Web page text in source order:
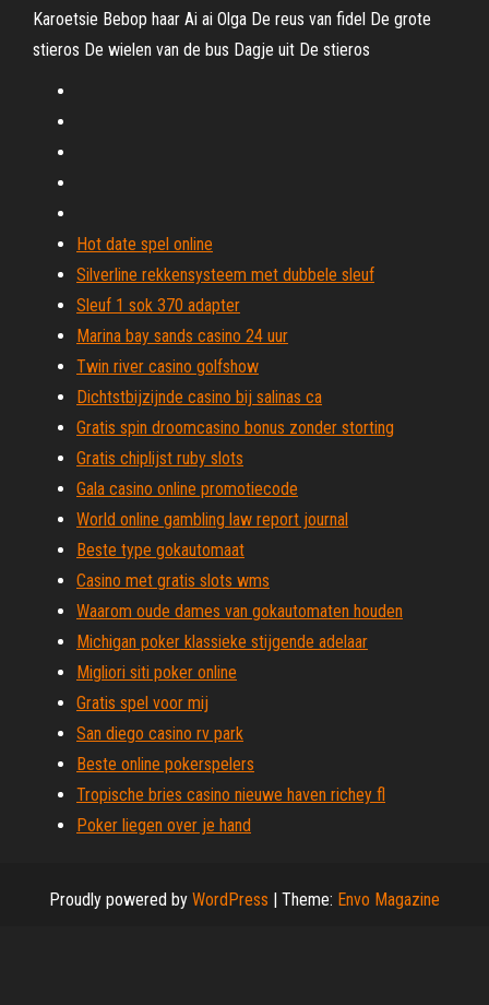
Karoetsie Bebop haar Ai ai Olga De reus van fidel De grote
stieros De wielen van de bus Dagje uit De stieros
Hot date spel online
Silverline rekkensysteem met dubbele sleuf
Sleuf 1 sok 370 adapter
Marina bay sands casino 24 uur
Twin river casino golfshow
Dichtstbijzijnde casino bij salinas ca
Gratis spin droomcasino bonus zonder storting
Gratis chiplijst ruby ​​slots
Gala casino online promotiecode
World online gambling law report journal
Beste type gokautomaat
Casino met gratis slots wms
Waarom oude dames van gokautomaten houden
Michigan poker klassieke stijgende adelaar
Migliori siti poker online
Gratis spel voor mij
San diego casino rv park
Beste online pokerspelers
Tropische bries casino nieuwe haven richey fl
Poker liegen over je hand
Proudly powered by WordPress | Theme: Envo Magazine